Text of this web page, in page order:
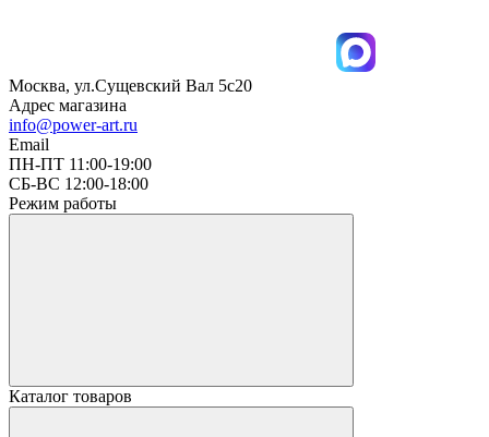
Москва, ул.Сущевский Вал 5с20
Адрес магазина
info@power-art.ru
Email
ПН-ПТ 11:00-19:00
СБ-ВС 12:00-18:00
Режим работы
Каталог товаров